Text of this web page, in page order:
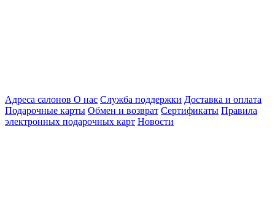
Адреса салонов О нас Служба поддержки Доставка и оплата
Подарочные карты Обмен и возврат Сертификаты Правила
электронных подарочных карт Новости